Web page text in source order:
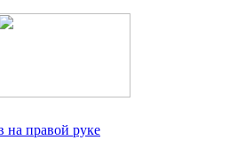
на правой руке